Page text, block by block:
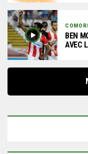
BEN
AVEC